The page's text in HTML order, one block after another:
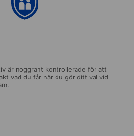
är noggrant kontrollerade för att
vad du får när du gör ditt val vid